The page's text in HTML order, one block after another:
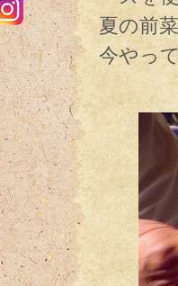
夏の前
今やっ
ライ